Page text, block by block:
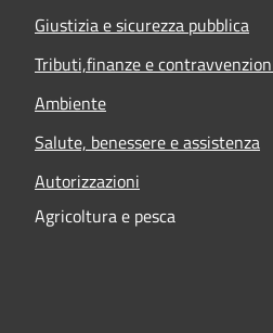
Giustizia e sicurezza pubblica
Tributi,finanze e
Ambiente
Salute, benessere e assistenza
Autorizzazioni
Agricoltura e pesca